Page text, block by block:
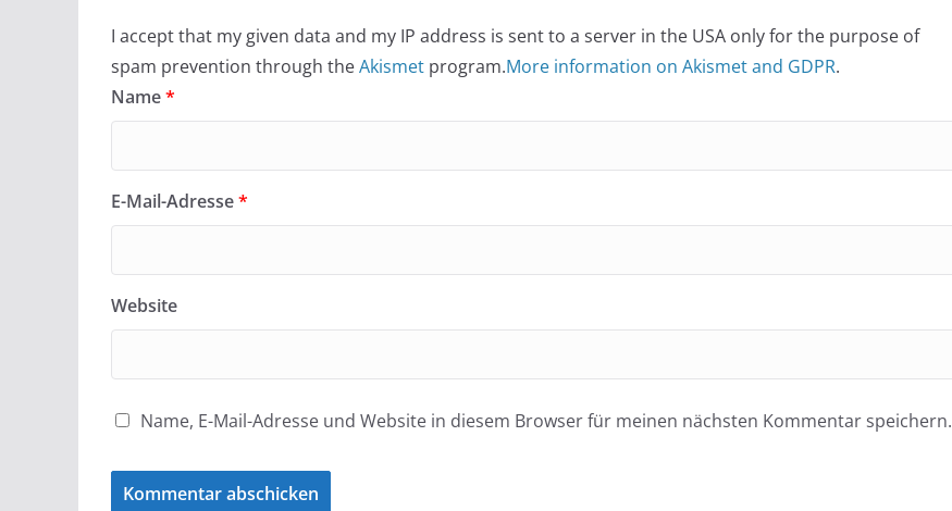
I accept that my given data and my IP address is sent to a server in the USA only for the purpose of
spam prevention through theAkismet program.More information on Akismet and GDPR.
Name*
E-Mail-Adresse*
Website
Name, E-Mail-Adresse und Website in diesem Browser für meinen nächsten Kommentar speichern.